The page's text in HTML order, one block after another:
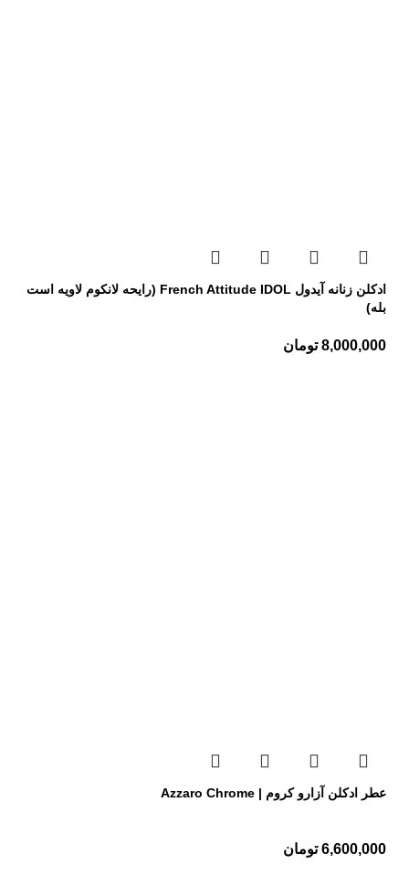
ادکلن زنانه آیدول French Attitude IDOL (رایحه لانکوم لاویه است
بله)
8,000,000 تومان
عطر ادکلن آزارو کروم | Azzaro Chrome
6,600,000 تومان